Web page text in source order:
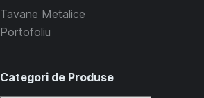
Tavane Metalice
Portofoliu
Categori de Produse